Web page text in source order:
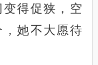
得促狭，空
她不大愿待